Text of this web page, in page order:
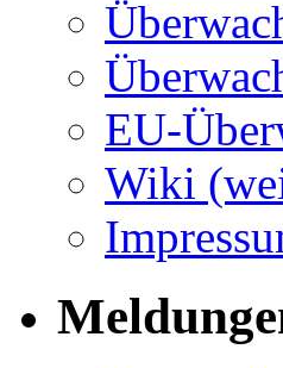
EU-
Wiki